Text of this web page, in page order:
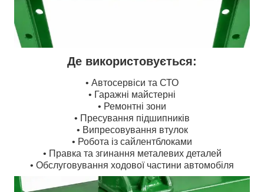
Де використовується:
• Автосервіси та СТО
• Гаражні майстерні
• Ремонтні зони
• Пресування підшипників
• Випресовування втулок
• Робота із сайлентблоками
• Правка та згинання металевих деталей
• Обслуговування ходової частини автомобіля